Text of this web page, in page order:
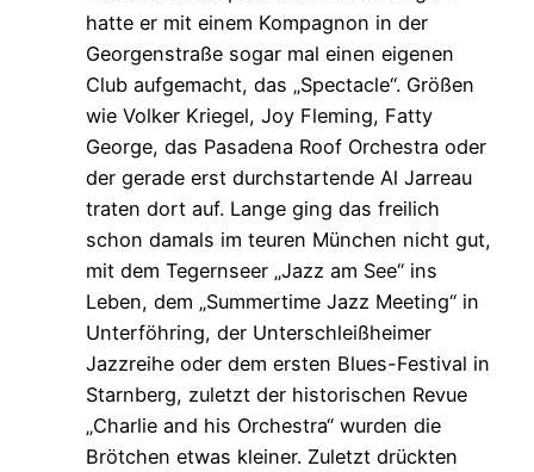
hatte er mit einem Kompagnon in der
Georgenstraße sogar mal einen eigenen
Club aufgemacht, das „Spectacle“. Größen
wie Volker Kriegel, Joy Fleming, Fatty
George, das Pasadena Roof Orchestra oder
der gerade erst durchstartende Al Jarreau
traten dort auf. Lange ging das freilich
schon damals im teuren München nicht gut,
mit dem Tegernseer „Jazz am See“ ins
Leben, dem „Summertime Jazz Meeting“ in
Unterföhring, der Unterschleißheimer
Jazzreihe oder dem ersten Blues-Festival in
Starnberg, zuletzt der historischen Revue
„Charlie and his Orchestra“ wurden die
Brötchen etwas kleiner. Zuletzt drückten